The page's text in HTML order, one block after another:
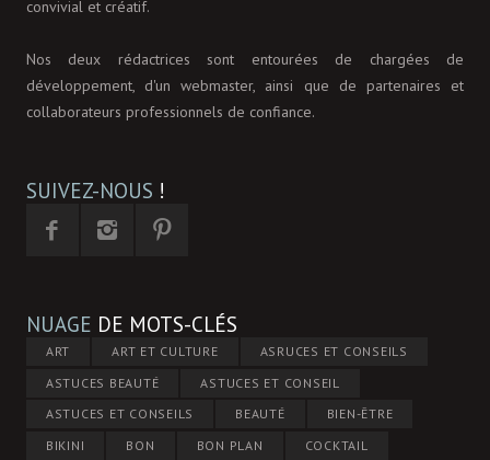
convivial et créatif.
Nos deux rédactrices sont entourées de chargées de
développement, d'un webmaster, ainsi que de partenaires et
collaborateurs professionnels de confiance.
SUIVEZ-NOUS !
NUAGE DE MOTS-CLÉS
ART ART ET CULTURE
ASRUCES ET CONSEILS
ASTUCES BEAUTÉ
ASTUCES ET CONSEIL
ASTUCES ET CONSEILS
BEAUTÉ
BIEN-ÊTRE
BIKINI
BON BON PLAN
COCKTAIL